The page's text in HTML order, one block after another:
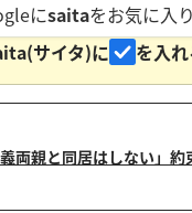
にsaitaをお気に入
サイタ)に
を入れ
義両親と同居はしない」